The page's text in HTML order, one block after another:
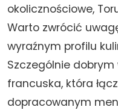
okolicznościowe,
Warto zwrócić
wyraźnym profilu
Szczególnie
francuska, która
dopracowanym